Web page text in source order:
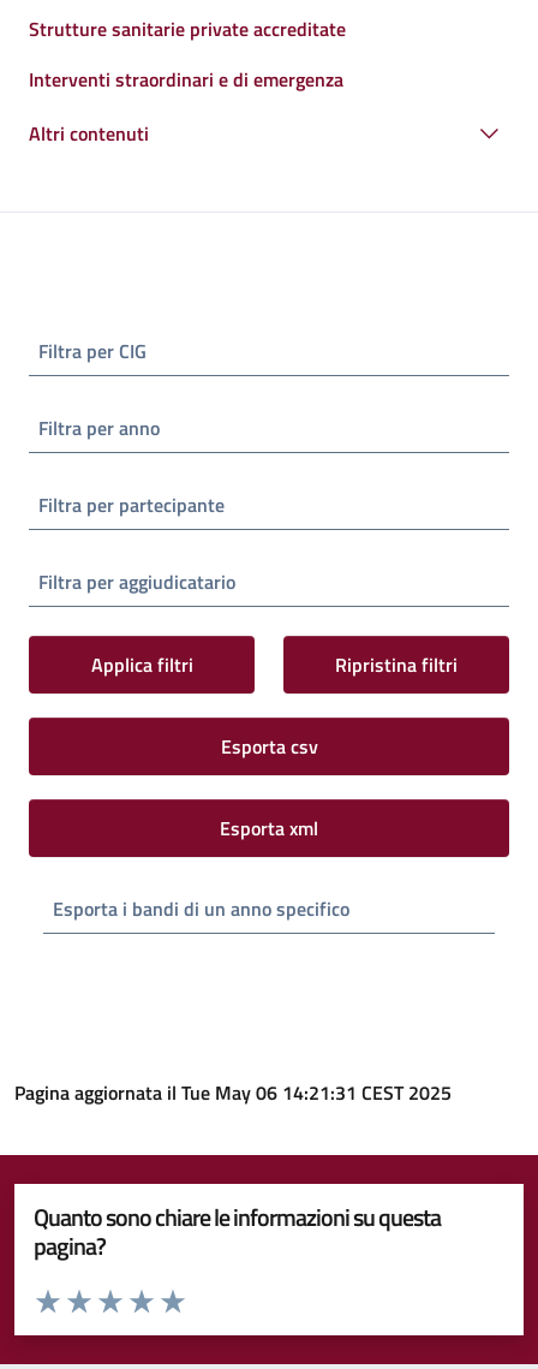
Strutture sanitarie private accreditate
Interventi straordinari e di emergenza
Altri contenuti
Filtra per CIG
Filtra per anno
Filtra per partecipante
Filtra per aggiudicatario
Applica filtri Ripristina filtri
Esporta csv
Esporta xml
Esporta i bandi di un anno specifico
Pagina aggiornata il Tue May 06 14:21:31 CEST 2025
Quanto sono chiare le informazioni su questa
pagina?
Valuta da 1 a 5 stelle la pagina
Valuta 5 stelle su 5
Valuta 4 stelle su 5
Valuta 3 stelle su 5
Valuta 2 stelle su 5
Valuta 1 stelle su 5